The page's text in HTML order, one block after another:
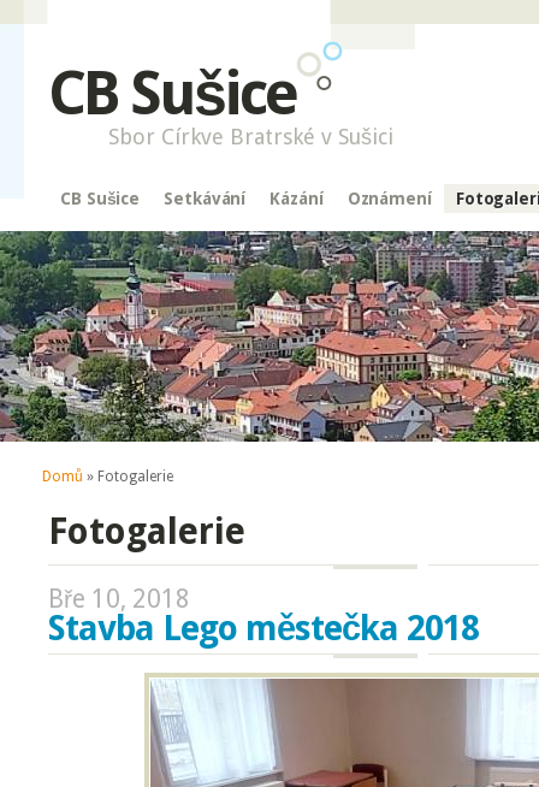
CB Sušice
Sbor Církve Bratrské v Sušici
CB Sušice Setkávání Kázání Oznámení
Jste zde
Domů » Fotogalerie
Fotogalerie
Bře 10, 2018
Stavba Lego městečka 2018